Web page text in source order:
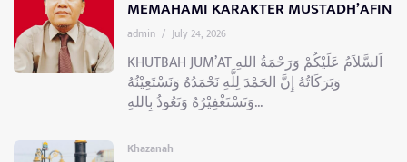
MEMAHAMI KARAKTER MUSTADH’AFIN
admin / July 24, 2026
KHUTBAH JUM’AT اَلسَّلاَمُ عَلَيْكُمْ وَرَحْمَةُ اللهِ
وَبَرَكَاتُهُ إِنَّ الحَمْدَ لِلَّهِ نَحْمَدُهُ وَنَسْتَعِيْنُهُ
وَنَسْتَغْفِيْرُهُ وَنَعُوذُ بِاللهِ...
Khazanah